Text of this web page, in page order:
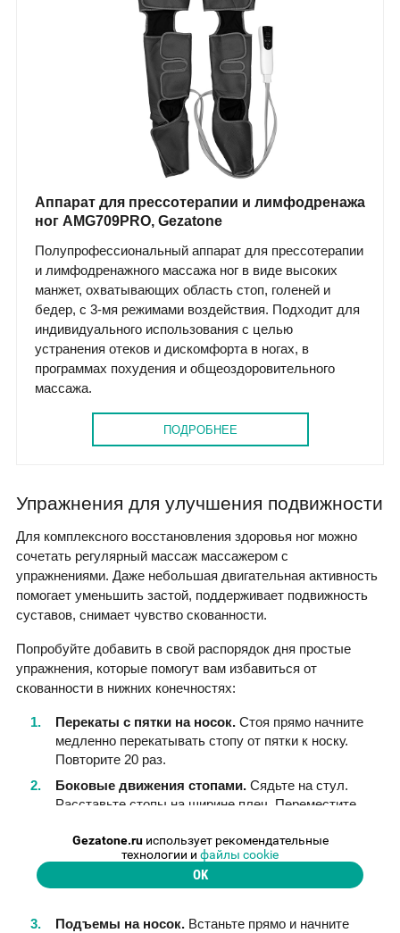
Аппарат для прессотерапии и лимфодренажа
ног AMG709PRO, Gezatone
Полупрофессиональный аппарат для прессотерапии
и лимфодренажного массажа ног в виде высоких
манжет, охватывающих область стоп, голеней и
бедер, с 3-мя режимами воздействия. Подходит для
индивидуального использования с целью
устранения отеков и дискомфорта в ногах, в
программах похудения и общеоздоровительного
массажа.
ПОДРОБНЕЕ
Упражнения для улучшения подвижности
Для комплексного восстановления здоровья ног можно
сочетать регулярный массаж массажером с
упражнениями. Даже небольшая двигательная активность
помогает уменьшить застой, поддерживает подвижность
суставов, снимает чувство скованности.
Попробуйте добавить в свой распорядок дня простые
упражнения, которые помогут вам избавиться от
скованности в нижних конечностях:
Перекаты с пятки на носок. Стоя прямо начните
медленно перекатывать стопу от пятки к носку.
Повторите 20 раз.
Боковые движения стопами. Сядьте на стул.
Расставьте стопы на ширине плеч. Переместите
поверхность стоп. Затем сделайте тоже самое с
внутренней боковой поверхностью стоп. Поочередно
загибайте внутрь и разводите в стороны стопы,
Подъемы на носок. Встаньте прямо и начните
Gezatone.ruиспользует рекомендательные
технологии и файлы cookie
OK